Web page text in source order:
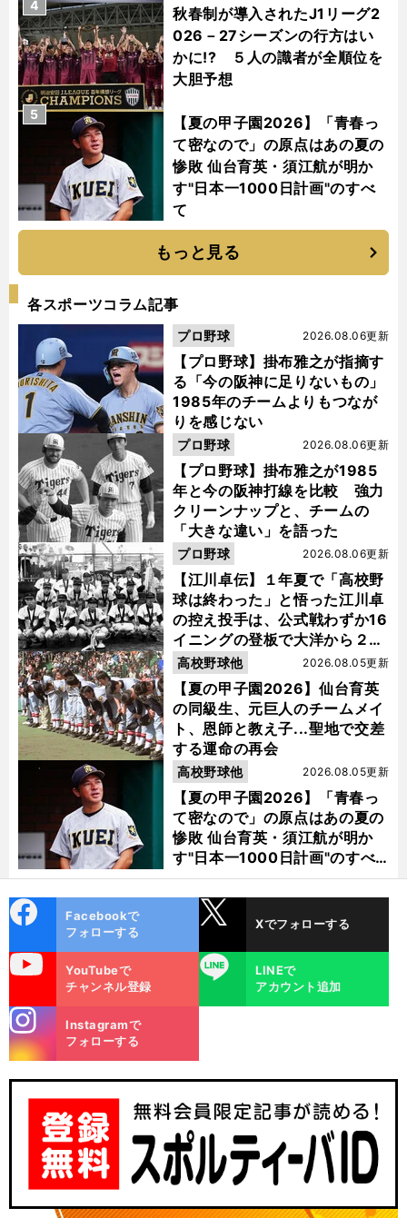
秋春制が導入されたJ1リーグ2
026－27シーズンの行方はい
かに!? ５人の識者が全順位を
大胆予想
4
【夏の甲子園2026】「青春っ
て密なので」の原点はあの夏の
惨敗 仙台育英・須江航が明か
す"日本一1000日計画"のすべ
て
5
もっと見る
各スポーツコラム記事
【プロ野球】掛布雅之が指摘す
る「今の阪神に足りないもの」
1985年のチームよりもつなが
りを感じない
2026.08.06更新
プロ野球
【プロ野球】掛布雅之が1985
年と今の阪神打線を比較 強力
クリーンナップと、チームの
「大きな違い」を語った
2026.08.06更新
プロ野球
【江川卓伝】１年夏で「高校野
球は終わった」と悟った江川卓
の控え投手は、公式戦わずか16
イニングの登板で大洋から２位
指名を受けた
2026.08.06更新
プロ野球
【夏の甲子園2026】仙台育英
の同級生、元巨人のチームメイ
ト、恩師と教え子...聖地で交差
する運命の再会
2026.08.05更新
高校野球他
【夏の甲子園2026】「青春っ
て密なので」の原点はあの夏の
惨敗 仙台育英・須江航が明か
す"日本一1000日計画"のすべ
て
2026.08.05更新
高校野球他
ok
Facebookで
フォローする
Xでフォローする
YouTubeで
チャンネル登録
LINE
LINEで
アカウント追加
m
Instagramで
フォローする